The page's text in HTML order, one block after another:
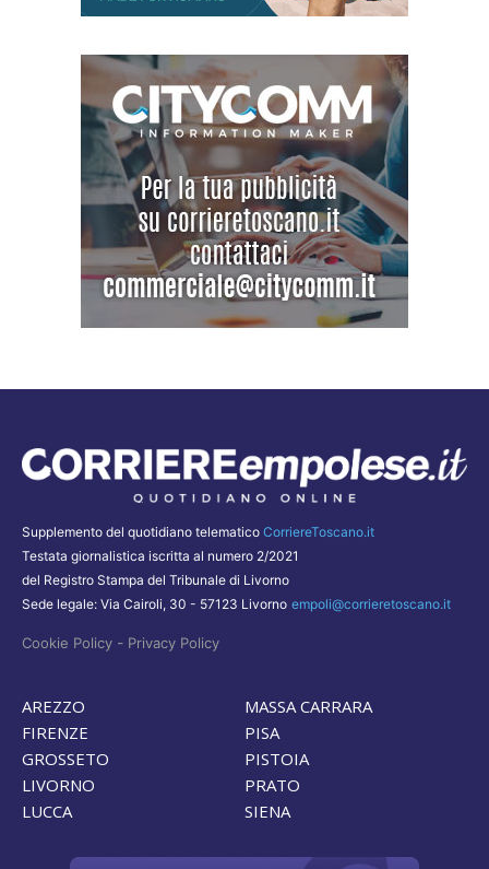
Supplemento del quotidiano telematico CorriereToscano.it
Testata giornalistica iscritta al numero 2/2021
del Registro Stampa del Tribunale di Livorno
Sede legale: Via Cairoli, 30 - 57123 Livorno empoli@corrieretoscano.it
Cookie Policy - Privacy Policy
AREZZO
FIRENZE
GROSSETO
LIVORNO
LUCCA
MASSA CARRARA
PISA
PISTOIA
PRATO
SIENA